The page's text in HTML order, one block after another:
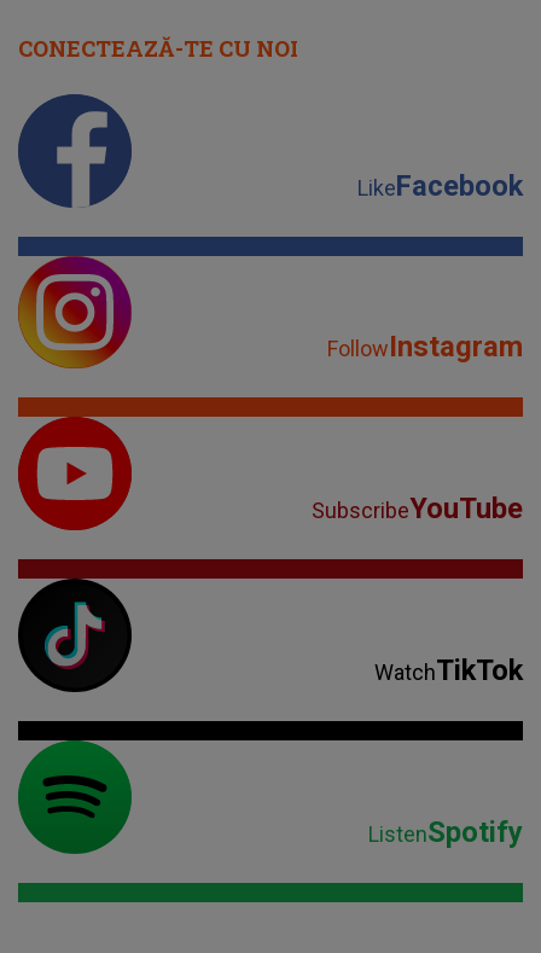
CONECTEAZĂ-TE CU NOI
LikeFacebook
FollowInstagram
SubscribeYouTube
WatchTikTok
ListenSpotify